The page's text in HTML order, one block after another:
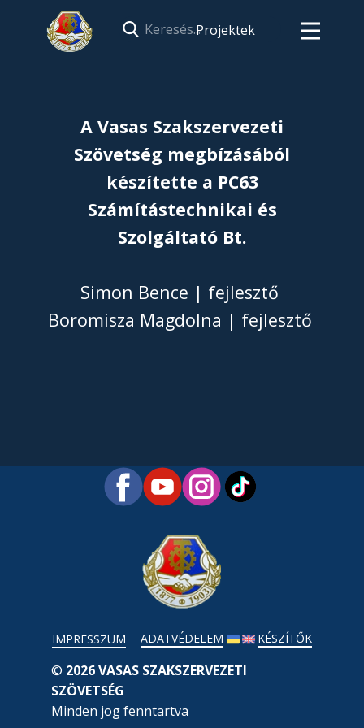
Projektek
A Vasas Szakszervezeti
Szövetség megbízásából
készítette a PC63
Számítástechnikai és
Szolgáltató Bt.
Simon Bence | fejlesztő
Boromisza Magdolna | fejlesztő
IMPRESSZUM ADATVÉDELEM KÉSZÍTŐK
© 2026 VASAS SZAKSZERVEZETI
SZÖVETSÉG
Minden jog fenntartva